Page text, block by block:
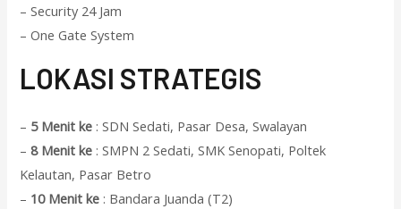
– Security 24 Jam
– One Gate System
LOKASI STRATEGIS
– 5 Menit ke : SDN Sedati, Pasar Desa, Swalayan
–8 Menit ke : SMPN 2 Sedati, SMK Senopati, Poltek
Kelautan, Pasar Betro
– 10 Menit ke : Bandara Juanda (T2)